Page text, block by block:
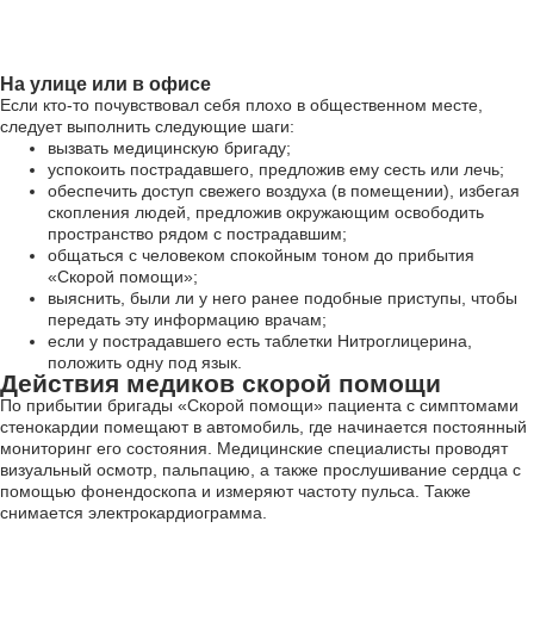
На улице или в офисе
Если кто-то почувствовал себя плохо в общественном месте,
следует выполнить следующие шаги:
вызвать медицинскую бригаду;
успокоить пострадавшего, предложив ему сесть или лечь;
обеспечить доступ свежего воздуха (в помещении), избегая
скопления людей, предложив окружающим освободить
пространство рядом с пострадавшим;
общаться с человеком спокойным тоном до прибытия
«Скорой помощи»;
выяснить, были ли у него ранее подобные приступы, чтобы
передать эту информацию врачам;
если у пострадавшего есть таблетки Нитроглицерина,
положить одну под язык.
Действия медиков скорой помощи
По прибытии бригады «Скорой помощи» пациента с симптомами
стенокардии помещают в автомобиль, где начинается постоянный
мониторинг его состояния. Медицинские специалисты проводят
визуальный осмотр, пальпацию, а также прослушивание сердца с
помощью фонендоскопа и измеряют частоту пульса. Также
снимается электрокардиограмма.